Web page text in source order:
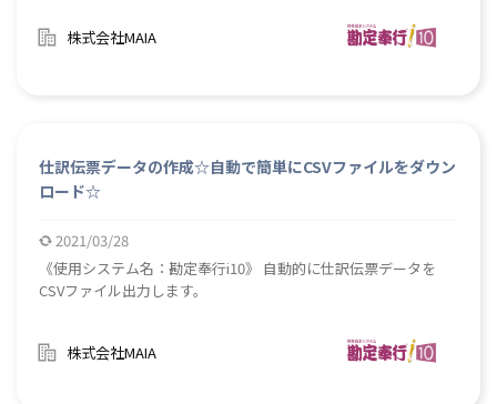
株式会社MAIA
仕訳伝票データの作成☆自動で簡単にCSVファイルをダウン
ロード☆
2021/03/28
《使用システム名：勘定奉行i10》 自動的に仕訳伝票データを
CSVファイル出力します。
株式会社MAIA